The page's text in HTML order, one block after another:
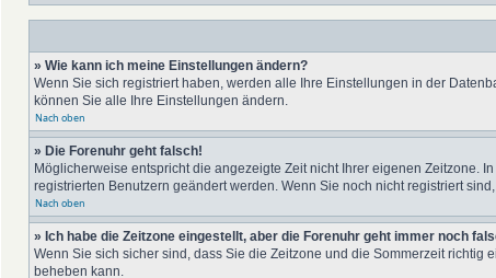
» Wie kann ich meine Einstellungen ändern?
Wenn Sie sich registriert haben, werden alle Ihre Einstellungen in der
können Sie alle Ihre Einstellungen ändern.
Nach oben
» Die Forenuhr geht falsch!
Möglicherweise entspricht die angezeigte Zeit nicht Ihrer eigenen Zeitzone.
registrierten Benutzern geändert werden. Wenn Sie noch nicht registriert
Nach oben
» Ich habe die Zeitzone eingestellt, aber die Forenuhr geht immer noch
Wenn Sie sich sicher sind, dass Sie die Zeitzone und die Sommerzeit richtig
beheben kann.